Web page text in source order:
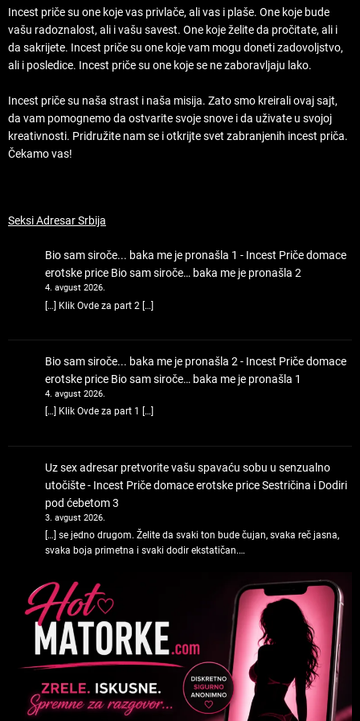
Incest priče su one koje vas privlače, ali vas i plaše. One koje bude
vašu radoznalost, ali i vašu savest. One koje želite da pročitate, ali i
da sakrijete. Incest priče su one koje vam mogu doneti zadovoljstvo,
ali i posledice. Incest priče su one koje se ne zaboravljaju lako.
Incest priče su naša strast i naša misija. Zato smo kreirali ovaj sajt,
da vam pomognemo da ostvarite svoje snove i da uživate u svojoj
kreativnosti. Pridružite nam se i otkrijte svet zabranjenih incest priča.
Čekamo vas!
Seksi Adresar Srbija
Bio sam siroče... baka me je pronašla 1 - Incest Priče domace
erotske price Bio sam siroče… baka me je pronašla 2
4. avgust 2026.
[…] Klik Ovde za part 2 […]
Bio sam siroče... baka me je pronašla 2 - Incest Priče domace
erotske price Bio sam siroče… baka me je pronašla 1
4. avgust 2026.
[…] Klik Ovde za part 1 […]
Uz sex adresar pretvorite vašu spavaću sobu u senzualno
utočište - Incest Priče domace erotske price Sestričina i Dodiri
pod ćebetom 3
3. avgust 2026.
[…] se jedno drugom. Želite da svaki ton bude čujan, svaka reč jasna,
svaka boja primetna i svaki dodir ekstatičan.…